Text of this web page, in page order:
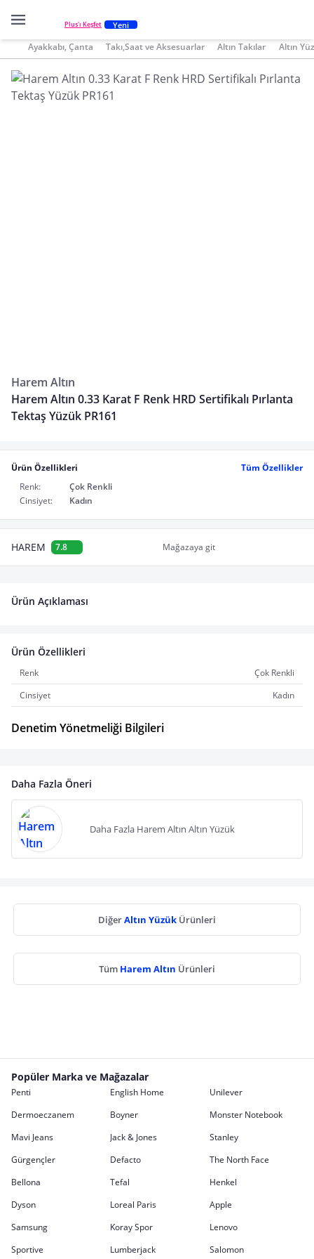
Plus'ı Keşfet Yeni
Ayakkabı, Çanta Takı,Saat ve Aksesuarlar Altın Takılar Altın
Harem Altın
Harem Altın 0.33 Karat F Renk HRD Sertifikalı Pırlanta
Tektaş Yüzük PR161
Ürün Özellikleri
Tüm Özellikler
Renk:
Çok Renkli
Cinsiyet:
Kadın
HAREM 7.8 Mağazaya git
Ürün Açıklaması
Ürün Özellikleri
Renk
Çok Renkli
Cinsiyet
Kadın
Denetim Yönetmeliği Bilgileri
Daha Fazla Öneri
Daha Fazla Harem Altın Altın Yüzük
DiğerAltın Yüzük Ürünleri
Tüm Harem Altın Ürünleri
Popüler Marka ve Mağazalar
Penti English Home
Unilever
Dermoeczanem
Boyner
Monster Notebook
Mavi Jeans
Jack & Jones
Stanley
Gürgençler
Defacto
The North Face
Bellona
Tefal
Henkel
Dyson
Loreal Paris
Apple
Samsung
Koray Spor
Lenovo
Sportive
Lumberjack Salomon